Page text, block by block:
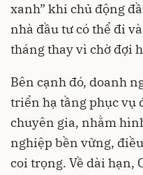
xanh” khi chủ động
nhà đầu tư có thể đi
tháng thay vì chờ đợi
Bên cạnh đó, doanh
triển hạ tầng phục vụ
chuyên gia, nhằm
nghiệp bền vững,
coi trọng. Về dài hạn,